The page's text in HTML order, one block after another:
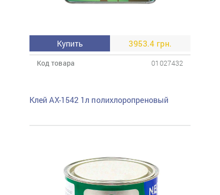
Купить 3953.4 грн.
Код товара 01027432
Клей AX-1542 1л полихлоропреновый